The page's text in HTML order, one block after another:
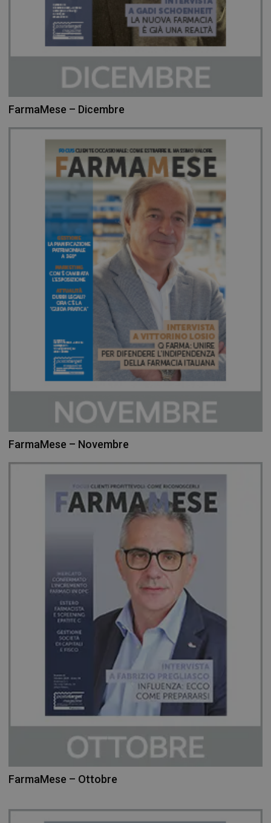
FarmaMese – Dicembre
FarmaMese – Novembre
FarmaMese – Ottobre